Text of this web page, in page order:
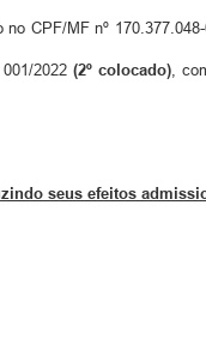
no CPF/MF nº
001/2022(2º colocado),
seus efeitos